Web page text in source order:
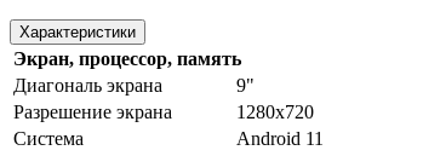
Характеристики
Экран, процессор, память
Диагональ экрана
9"
Разрешение экрана
1280х720
Система
Android 11